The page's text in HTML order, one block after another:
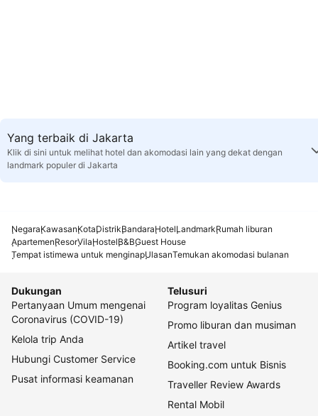
Yang terbaik di Jakarta
Klik di sini untuk melihat hotel dan akomodasi lain yang dekat dengan
landmark populer di Jakarta
NegaraKawasanKotaDistrikBandaraHotelLandmarkRumah liburan
ApartemenResorVilaHostelB&BGuest House
Tempat istimewa untuk menginapUlasanTemukan akomodasi bulanan
Dukungan
Pertanyaan Umum mengenai
Coronavirus (COVID-19)
Kelola trip Anda
Hubungi Customer Service
Pusat informasi keamanan
Telusuri
Program loyalitas Genius
Promo liburan dan musiman
Artikel travel
Booking.com untuk Bisnis
Traveller Review Awards
Rental Mobil